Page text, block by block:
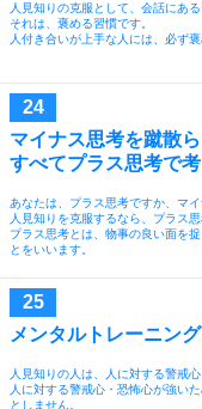
人見知りの克服として、会話にあ
それは、褒める習慣です。
人付き合いが上手な人には、必ず
マイナス思考を蹴散ら
すべてプラス思考で考
あなたは、プラス思考ですか、マイ
人見知りを克服するなら、プラス
プラス思考とは、物事の良い面を
とをいいます。
メンタルトレーニン
人見知りの人は、人に対する警戒心
人に対する警戒心・恐怖心が強い
としません。